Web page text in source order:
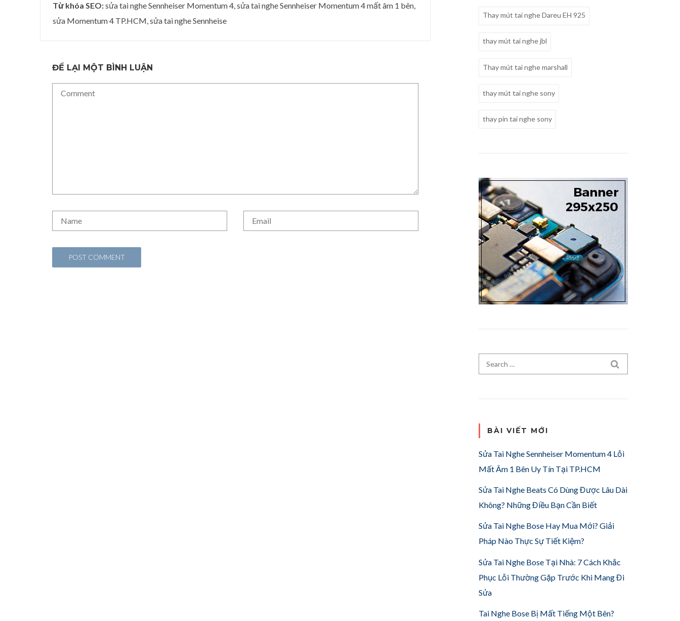
Từ khóa SEO:sửa tai nghe Sennheiser Momentum 4, sửa tai nghe Sennheiser Momentum 4 mất âm 1 bên,
sửa Momentum 4 TP.HCM, sửa tai nghe Sennheise
ĐỂ LẠI MỘT BÌNH LUẬN
Thay mút tai nghe Dareu EH 925
thay mút tai nghe jbl
Thay mút tai nghe marshall
thay mút tai nghe sony
thay pin tai nghe sony
Search for:
BÀI VIẾT MỚI
Sửa Tai Nghe Sennheiser Momentum 4 Lỗi
Mất Âm 1 Bên Uy Tín Tại TP.HCM
Sửa Tai Nghe Beats Có Dùng Được Lâu Dài
Không? Những Điều Bạn Cần Biết
Sửa Tai Nghe Bose Hay Mua Mới? Giải
Pháp Nào Thực Sự Tiết Kiệm?
Sửa Tai Nghe Bose Tại Nhà: 7 Cách Khắc
Phục Lỗi Thường Gặp Trước Khi Mang Đi
Sửa
Tai Nghe Bose Bị Mất Tiếng Một Bên?